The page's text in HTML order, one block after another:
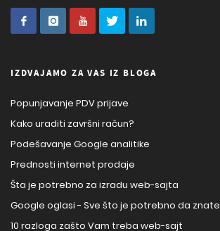
IZDVAJAMO ZA VAS IZ BLOGA
Popunjavanje PDV prijave
Kako uraditi završni račun?
Podešavanje Google analitike
Prednosti internet prodaje
Šta je potrebno za izradu web-sajta
Google oglasi - Sve što je potrebno da znate
10 razloga zašto Vam treba web-sajt